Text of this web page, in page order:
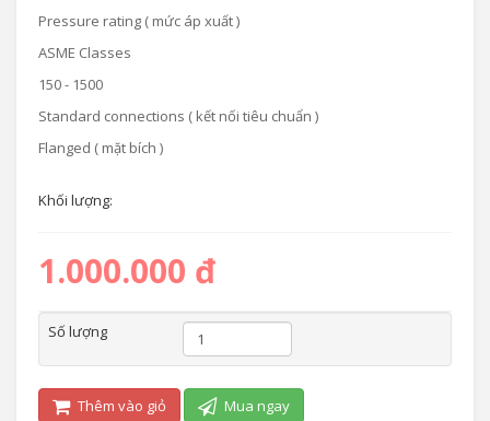
Pressure rating ( mức áp xuất )
ASME Classes
150 - 1500
Standard connections ( kết nối tiêu chuẩn )
Flanged ( mặt bích )
Khối lượng:
1.000.000 đ
Số lượng
Thêm vào giỏ Mua ngay